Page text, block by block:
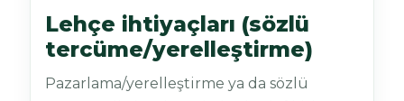
Lehçe ihtiyaçları (sözlü
tercüme/yerelleştirme)
Pazarlama/yerelleştirme ya da sözlü